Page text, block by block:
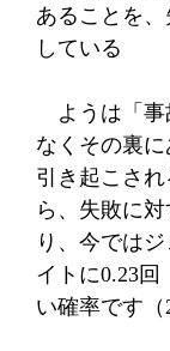
あることを
している
ようは「事
なくその裏
引き起こさ
ら、失敗に
り、今では
イトに0.23回
い確率です（